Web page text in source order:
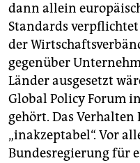
dann allein
Standards
der
gegenüber
Länder ausgesetzt
Global Policy Forum
gehört. Das Verhalten
„inakzeptabel“. Vor
Bundesregierung für